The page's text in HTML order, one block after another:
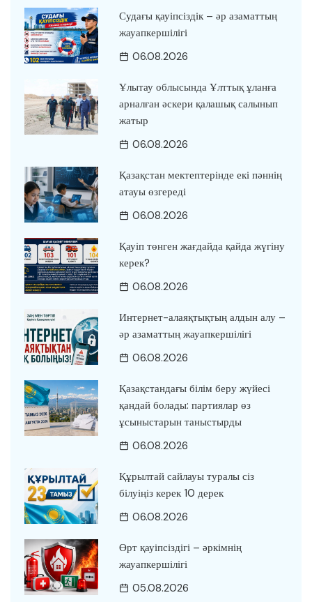
Судағы қауіпсіздік – әр азаматтың
жауапкершілігі
06.08.2026
Ұлытау облысында Ұлттық ұланға
арналған әскери қалашық салынып
жатыр
06.08.2026
Қазақстан мектептерінде екі пәннің
атауы өзгереді
06.08.2026
Қауіп төнген жағдайда қайда жүгіну
керек?
06.08.2026
Интернет-алаяқтықтың алдын алу –
әр азаматтың жауапкершілігі
06.08.2026
Қазақстандағы білім беру жүйесі
қандай болады: партиялар өз
ұсыныстарын таныстырды
06.08.2026
Құрылтай сайлауы туралы сіз
білуіңіз керек 10 дерек
06.08.2026
Өрт қауіпсіздігі – әркімнің
жауапкершілігі
05.08.2026